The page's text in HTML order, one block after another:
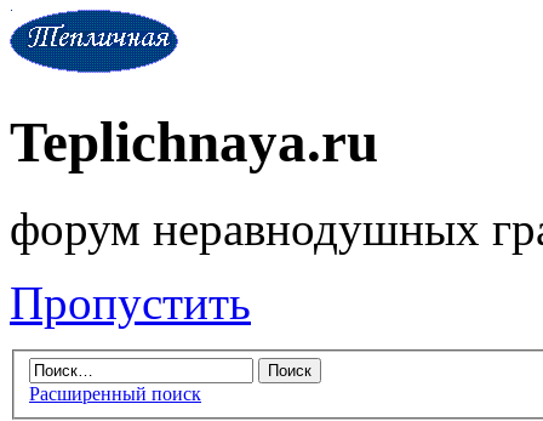
Teplichnaya.ru
форум неравнодушных
Пропустить
Расширенный поиск